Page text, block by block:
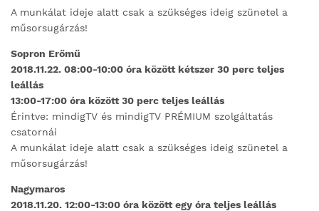
A munkálat ideje alatt csak a szükséges ideig szünetel a
műsorsugárzás!
Sopron Erőmű
2018.11.22. 08:00-10:00 óra között kétszer 30 perc teljes
leállás
13:00-17:00 óra között 30 perc teljes leállás
Érintve: mindigTV és mindigTV PRÉMIUM szolgáltatás
csatornái
A munkálat ideje alatt csak a szükséges ideig szünetel a
műsorsugárzás!
Nagymaros
2018.11.20. 12:00-13:00 óra között egy óra teljes leállás